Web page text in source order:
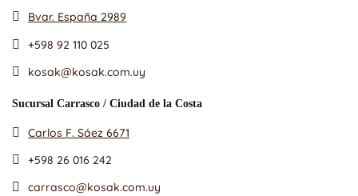
Bvar. España 2989
+598 92 110 025
kosak@kosak.com.uy
Sucursal Carrasco / Ciudad de la Costa
Carlos F. Sáez 6671
+598 26 016 242
carrasco@kosak.com.uy